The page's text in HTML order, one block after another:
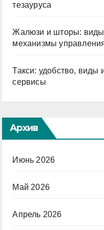
тезауруса
Жалюзи и шторы:
механизмы
Такси: удобство, виды
сервисы
Архив
Июнь 2026
Май 2026
Апрель 2026